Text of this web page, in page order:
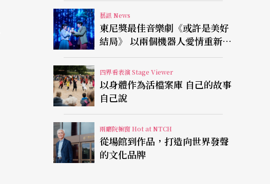
藝訊 News
東尼獎最佳音樂劇《或許是美好
結局》 以兩個機器人愛情重新凝
視有限人生
四界看表演 Stage Viewer
以身體作為活檔案庫 自己的故事
自己說
兩廳院櫥窗 Hot at NTCH
從場館到作品，打造向世界發聲
的文化品牌